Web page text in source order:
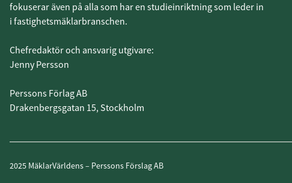
fokuserar även på alla som har en studieinriktning som leder in
i fastighetsmäklarbranschen.
Chefredaktör och ansvarig utgivare:
Jenny Persson
Perssons Förlag AB
Drakenbergsgatan 15, Stockholm
2025 MäklarVärldens – Perssons Förslag AB